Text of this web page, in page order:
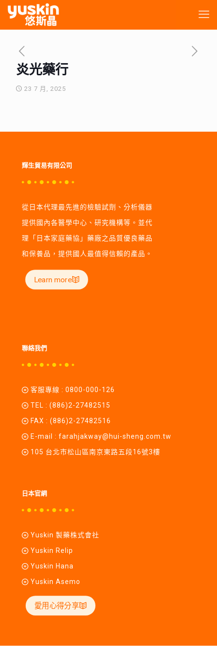
炎光藥行
23 7 月, 2025
輝生貿易有限公司
從日本代理最先進的檢驗試劑、分析儀器
提供國內各醫學中心、研究機構等。並代
理「日本家庭藥協」藥廠之品質優良藥品
和保養品，提供國人最值得信賴的產品。
Learn more
聯絡我們
客服專線 : 0800-000-126
TEL : (886)2-27482515
FAX : (886)2-27482516
E-mail : farahjakway@hui-sheng.com.tw
105 台北市松山區南京東路五段16號3樓
日本官網
Yuskin 製藥株式會社
Yuskin Relip
Yuskin Hana
Yuskin Asemo
愛用心得分享